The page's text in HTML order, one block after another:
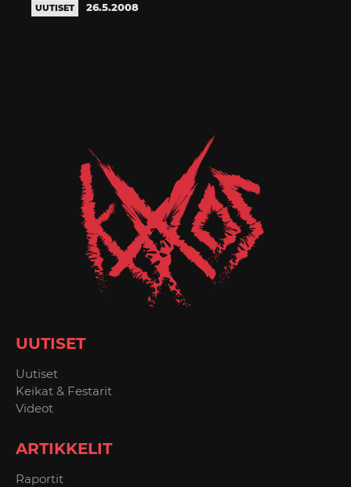
UUTISET 26.5.2008
UUTISET
Uutiset
Keikat & Festarit
Videot
ARTIKKELIT
Raportit